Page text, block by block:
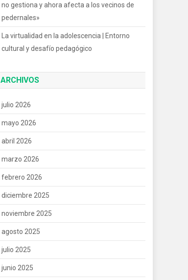
no gestiona y ahora afecta a los vecinos de
pedernales»
La virtualidad en la adolescencia | Entorno
cultural y desafío pedagógico
ARCHIVOS
julio 2026
mayo 2026
abril 2026
marzo 2026
febrero 2026
diciembre 2025
noviembre 2025
agosto 2025
julio 2025
junio 2025